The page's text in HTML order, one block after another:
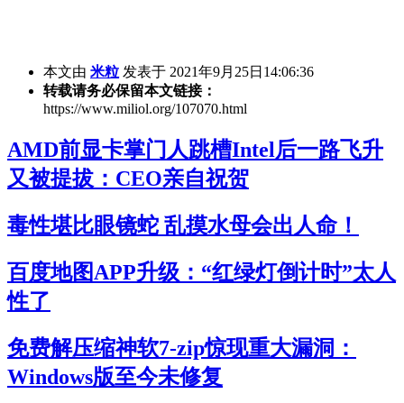
本文由 米粒 发表于 2021年9月25日14:06:36
转载请务必保留本文链接：
https://www.miliol.org/107070.html
AMD前显卡掌门人跳槽Intel后一路飞升
又被提拔：CEO亲自祝贺
毒性堪比眼镜蛇 乱摸水母会出人命！
百度地图APP升级：“红绿灯倒计时”太人
性了
免费解压缩神软7-zip惊现重大漏洞：
Windows版至今未修复